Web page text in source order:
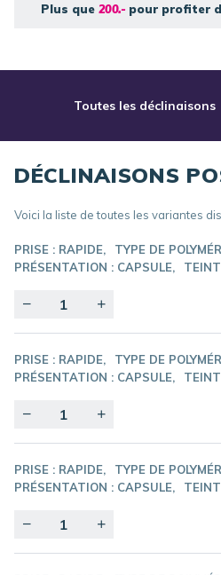
Plus que 200.- pour profiter
Toutes les déclinaisons
DÉCLINAISONS
Voici la liste de toutes les variantes
PRISE : RAPIDE TYPE DE
PRÉSENTATION : CAPSULE
Quantity
PRISE : RAPIDE TYPE DE
PRÉSENTATION : CAPSULE
Quantity
PRISE : RAPIDE TYPE DE
PRÉSENTATION : CAPSULE
Quantity